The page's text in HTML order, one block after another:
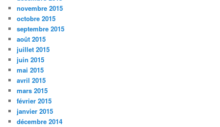
novembre 2015
octobre 2015
septembre 2015
août 2015
juillet 2015
juin 2015
mai 2015
avril 2015
mars 2015
février 2015
janvier 2015
décembre 2014